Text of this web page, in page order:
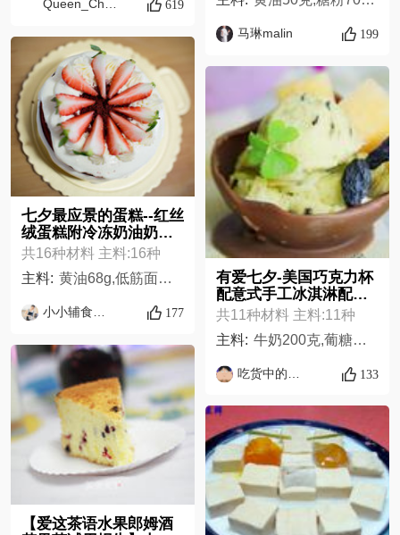
Queen_Chow 619
七夕最应景的蛋糕--红丝
绒蛋糕附冷冻奶油奶酪
保存的小窍门配方表
共16种材料 主料:16种
主料: 黄油68g,低筋面粉140g,可可粉10g,红曲粉10g,泡打粉2g,白砂糖100g,鸡蛋75g,盐1/4勺,水22g,酪奶可用一半牛奶一半酸奶代替105g,小苏打少许我没加,白醋少许,kiri奶油奶酪200g,黄油35g,鲜奶油80g,糖粉35g
小小辅食日记 177
【爱这茶语水果郎姆酒
马琳malin 199
有爱七夕-美国巧克力杯
配意式手工冰淇淋配方
表
共11种材料 主料:11种
主料: 牛奶200克,葡糖干150克,巧克力一大块,柠檬半个,淡奶油250毫升,哈密瓜300克,维生素菊粉10克,白糖40克,铝箔纸一块,小气球10个,蛋黄3个,
吃货中的佼佼者 133